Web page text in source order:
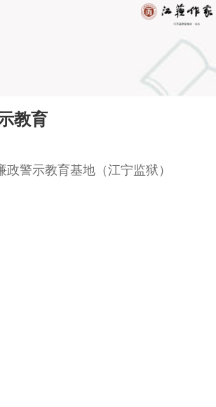
教育
政警示教育基地（江宁监狱）